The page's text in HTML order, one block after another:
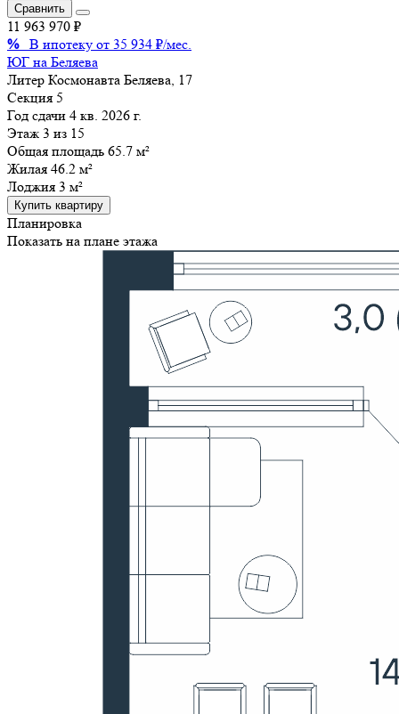
Сравнить
11 963 970 ₽
%В ипотеку от 35 934 ₽/мес.
ЮГ на Беляева
Литер Космонавта Беляева, 17
Секция 5
Год сдачи 4 кв. 2026 г.
Этаж 3 из 15
Общая площадь 65.7 м²
Жилая 46.2 м²
Лоджия 3 м²
Купить квартиру
Планировка
Показать на плане этажа